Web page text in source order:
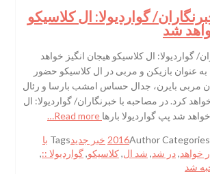
گواردیولا: ال کلاسیکو
شد
گواردیولا: ال کلاسیکو هیجان انگیز خواهد
به عنوان بازیکن و مربی در ال کلاسیکو حضور
مربی بایرن، جدال حساس امشب بارسا و رئال
کرد. در مصاحبه با خبرنگاران/ گواردیولا: ال
شد پپ گواردیولا بارها
AuthorCategories خبر جدیدTags با
خواهد,در شد, شد ال,کلاسیکو,گواردیولا ::,
شد